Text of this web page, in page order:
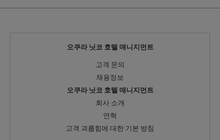
오쿠라 닛코 호텔 매니지먼트
고객 문의
채용정보
오쿠라 닛코 호텔 매니지먼트
회사 소개
연혁
고객 괴롭힘에 대한 기본 방침